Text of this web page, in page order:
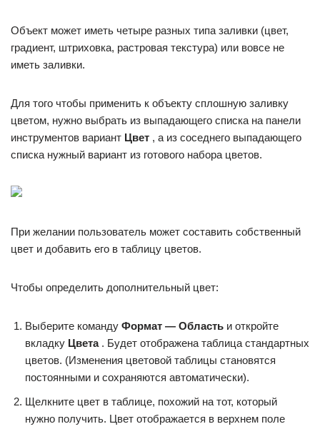
Объект может иметь четыре разных типа заливки (цвет,
градиент, штриховка, растровая текстура) или вовсе не
иметь заливки.
Для того чтобы применить к объекту сплошную заливку
цветом, нужно выбрать из выпадающего списка на панели
инструментов вариант Цвет , а из соседнего выпадающего
списка нужный вариант из готового набора цветов.
При желании пользователь может составить собственный
цвет и добавить его в таблицу цветов.
Чтобы определить дополнительный цвет:
Выберите команду Формат — Область и откройте
вкладку Цвета. Будет отображена таблица стандартных
цветов. (Изменения цветовой таблицы становятся
постоянными и сохраняются автоматически).
Щелкните цвет в таблице, похожий на тот, который
нужно получить. Цвет отображается в верхнем поле